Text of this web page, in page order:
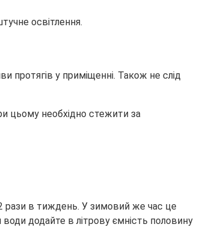
освітлення.
протягів у приміщенні. Також не слід
цьому необхідно стежити за
рази в тиждень. У зимовий же час це
додайте в літрову ємність половину